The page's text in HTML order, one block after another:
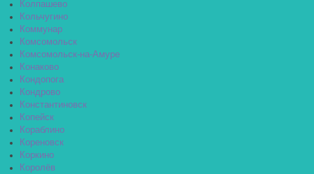
Колпашево
Кольчугино
Коммунар
Комсомольск
Комсомольск-на-Амуре
Конаково
Кондопога
Кондрово
Константиновск
Копейск
Кораблино
Кореновск
Коркино
Королёв